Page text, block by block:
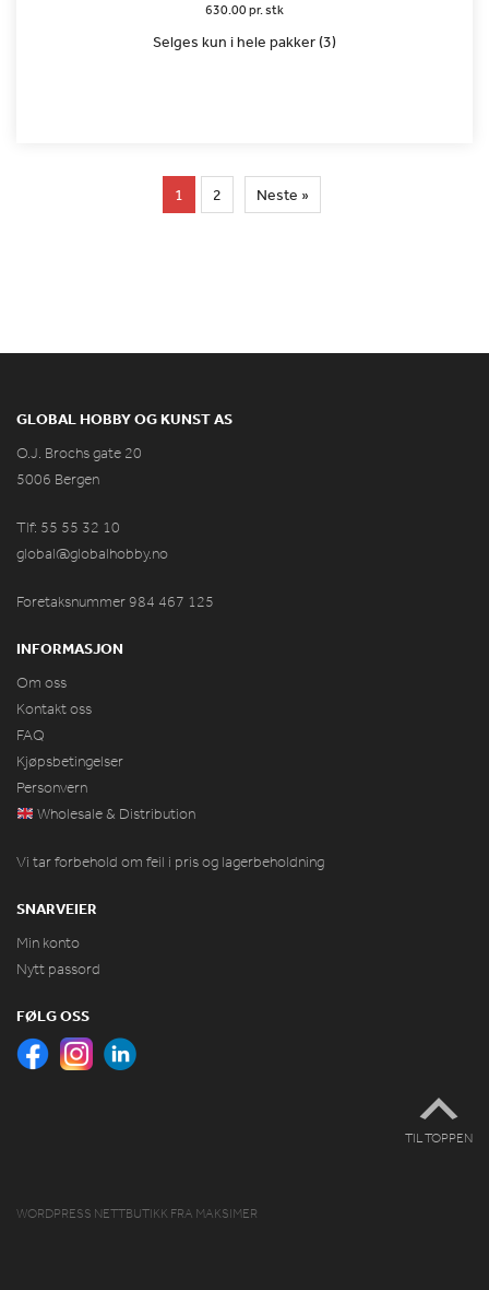
630.00 pr. stk
Selges kun i hele pakker (3)
1 2 Neste »
GLOBAL HOBBY OG KUNST AS
O.J. Brochs gate 20
5006 Bergen
Tlf: 55 55 32 10
global@globalhobby.no
Foretaksnummer 984 467 125
INFORMASJON
Om oss
Kontakt oss
FAQ
Kjøpsbetingelser
Personvern
Wholesale & Distribution
Vi tar forbehold om feil i pris og lagerbeholdning
SNARVEIER
Min konto
Nytt passord
FØLG OSS
TIL TOPPEN
WORDPRESS NETTBUTIKK FRA MAKSIMER